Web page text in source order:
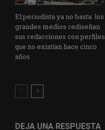
El periodista ya no basta: los
grandes medios rediseñan
sus redacciones con perfiles
que no existían hace cinco
años
DEJA UNA RESPUESTA